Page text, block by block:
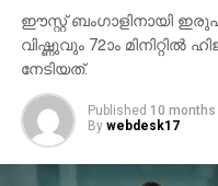
ഈസ്റ്റ് ബംഗാളിനായി
വിഷ്ണുവും 72ാം
നേടിയത്.
Published 10 months
By webdesk17